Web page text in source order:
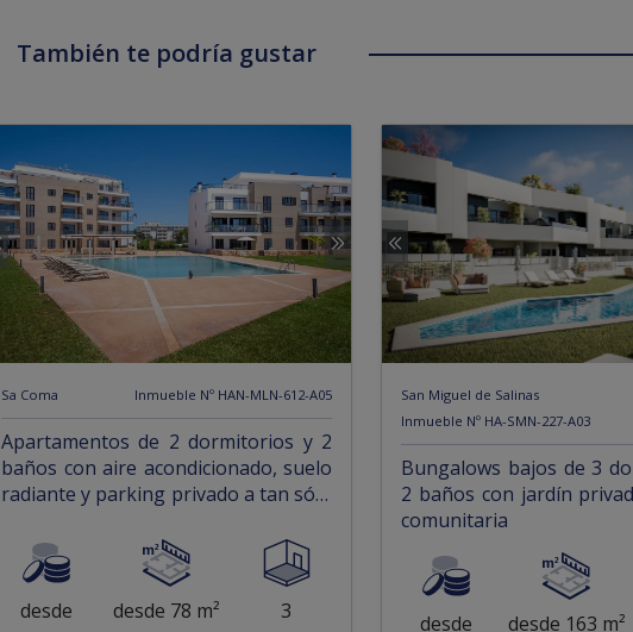
También te podría gustar
Sa Coma Inmueble Nº HAN-MLN-612-A05
Apartamentos de 2 dormitorios y 2
baños con aire acondicionado, suelo
radiante y parking privado a tan sólo
desde
desde 78 m² 3
San Miguel de Salinas
Inmueble Nº HA-SMN-227-A03
Bungalows bajos de 3
2 baños con jardín
comunitaria
desde desde 163 m²